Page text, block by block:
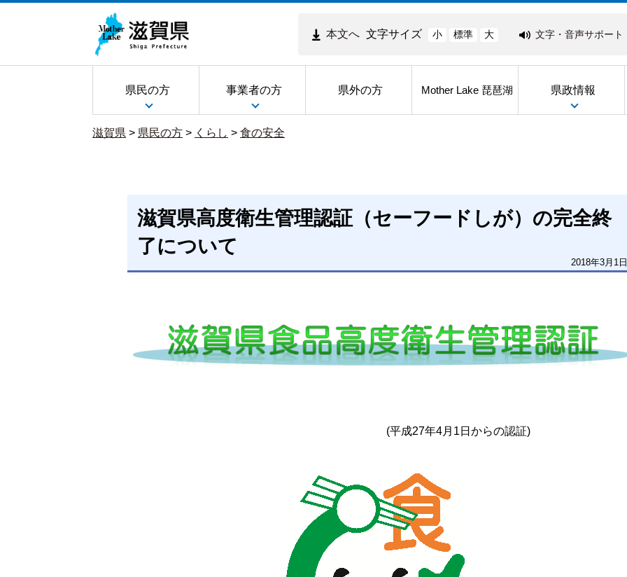
本文へ 文字サイズ 小 標準 大 文字・音声サポート
県民の方 事業者の方 県外の方 Mother Lake 琵琶湖 県政情報
滋賀県 > 県民の方 > くらし > 食の安全
滋賀県高度衛生管理認証（セーフードしが）の完全終
了について
2018年3月1
(平成27年4月1日からの認証)